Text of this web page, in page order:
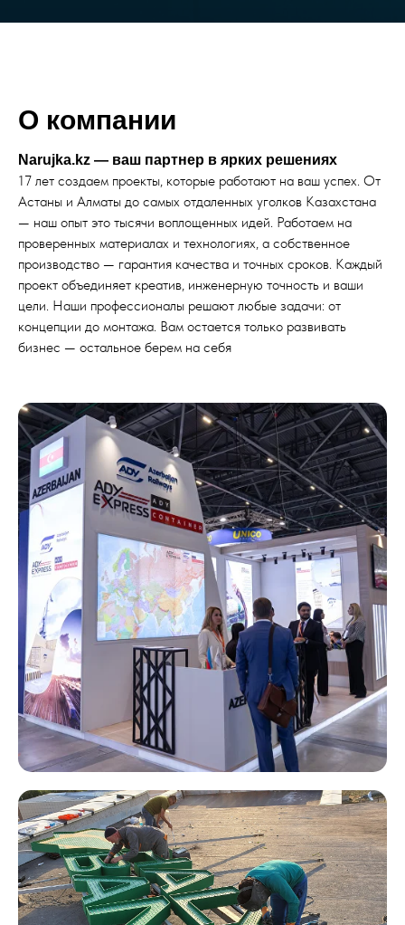
О компании
Narujka.kz — ваш партнер в ярких решениях
17 лет создаем проекты, которые работают на ваш успех. От
Астаны и Алматы до самых отдаленных уголков Казахстана
— наш опыт это тысячи воплощенных идей. Работаем на
проверенных материалах и технологиях, а собственное
производство — гарантия качества и точных сроков. Каждый
проект объединяет креатив, инженерную точность и ваши
цели. Наши профессионалы решают любые задачи: от
концепции до монтажа. Вам остается только развивать
бизнес — остальное берем на себя